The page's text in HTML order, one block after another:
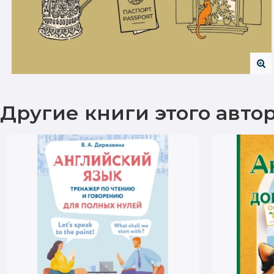
Другие книги этого